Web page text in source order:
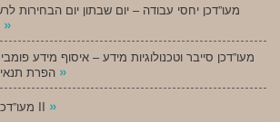
מעו”דכן יחסי עבודה – יום שבתון יום הבחירות
»
מעו”דכן סייבר וטכנולוגיות מידע – איסוף מידע
»
מעו”דכן ליטיגציה – ינואר 2024 II »